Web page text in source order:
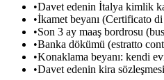
•Davet edenin İtalya kimlik
•İkamet beyanı (Certificato
•Son 3 ay maaş bordrosu
•Banka dökümü (estratto
•Konaklama beyanı: kendi
•Davet edenin kira